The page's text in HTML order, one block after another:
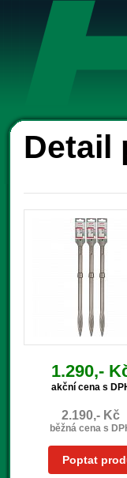
Detail
1.290,-
akční cena s
2.190,- Kč
běžná cena s
Poptat